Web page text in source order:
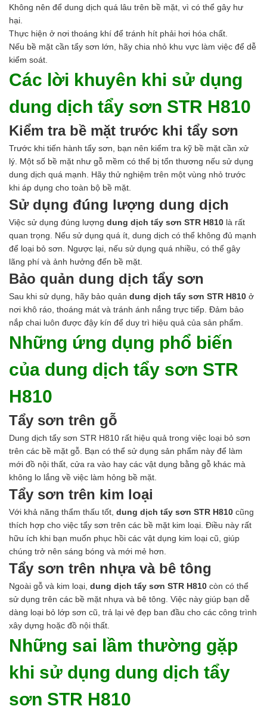
Không nên để dung dịch quá lâu trên bề mặt, vì có thể gây hư
hại.
Thực hiện ở nơi thoáng khí để tránh hít phải hơi hóa chất.
Nếu bề mặt cần tẩy sơn lớn, hãy chia nhỏ khu vực làm việc để dễ
kiểm soát.
Các lời khuyên khi sử dụng
dung dịch tẩy sơn STR H810
Kiểm tra bề mặt trước khi tẩy sơn
Trước khi tiến hành tẩy sơn, bạn nên kiểm tra kỹ bề mặt cần xử
lý. Một số bề mặt như gỗ mềm có thể bị tổn thương nếu sử dụng
dung dịch quá mạnh. Hãy thử nghiệm trên một vùng nhỏ trước
khi áp dụng cho toàn bộ bề mặt.
Sử dụng đúng lượng dung dịch
Việc sử dụng đúng lượng dung dịch tẩy sơn STR H810 là rất
quan trọng. Nếu sử dụng quá ít, dung dịch có thể không đủ mạnh
để loại bỏ sơn. Ngược lại, nếu sử dụng quá nhiều, có thể gây
lãng phí và ảnh hưởng đến bề mặt.
Bảo quản dung dịch tẩy sơn
Sau khi sử dụng, hãy bảo quản dung dịch tẩy sơn STR H810 ở
nơi khô ráo, thoáng mát và tránh ánh nắng trực tiếp. Đảm bảo
nắp chai luôn được đậy kín để duy trì hiệu quả của sản phẩm.
Những ứng dụng phổ biến
của dung dịch tẩy sơn STR
H810
Tẩy sơn trên gỗ
Dung dịch tẩy sơn STR H810 rất hiệu quả trong việc loại bỏ sơn
trên các bề mặt gỗ. Bạn có thể sử dụng sản phẩm này để làm
mới đồ nội thất, cửa ra vào hay các vật dụng bằng gỗ khác mà
không lo lắng về việc làm hỏng bề mặt.
Tẩy sơn trên kim loại
Với khả năng thẩm thấu tốt, dung dịch tẩy sơn STR H810 cũng
thích hợp cho việc tẩy sơn trên các bề mặt kim loại. Điều này rất
hữu ích khi bạn muốn phục hồi các vật dụng kim loại cũ, giúp
chúng trở nên sáng bóng và mới mẻ hơn.
Tẩy sơn trên nhựa và bê tông
Ngoài gỗ và kim loại, dung dịch tẩy sơn STR H810 còn có thể
sử dụng trên các bề mặt nhựa và bê tông. Việc này giúp bạn dễ
dàng loại bỏ lớp sơn cũ, trả lại vẻ đẹp ban đầu cho các công trình
xây dựng hoặc đồ nội thất.
Những sai lầm thường gặp
khi sử dụng dung dịch tẩy
sơn STR H810